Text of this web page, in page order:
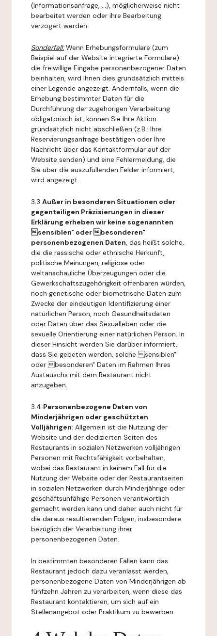
(Informationsanfrage, ...), möglicherweise nicht
bearbeitet werden oder ihre Bearbeitung
verzögert werden.
Sonderfall:Wenn Erhebungsformulare (zum
Beispiel auf der Website integrierte Formulare)
die freiwillige Eingabe personenbezogener Daten
beinhalten, wird Ihnen dies grundsätzlich mittels
einer Legende angezeigt. Andernfalls, wenn die
Erhebung bestimmter Daten für die
Durchführung der zugehörigen Verarbeitung
obligatorisch ist, können Sie Ihre Aktion
grundsätzlich nicht abschließen (z.B.: Ihre
Reservierungsanfrage bestätigen oder Ihre
Nachricht über das Kontaktformular auf der
Website senden) und eine Fehlermeldung, die
Sie über die auszufüllenden Felder informiert,
wird angezeigt.
3.3 Außer in besonderen Situationen oder
gegenteiligen Präzisierungen in dieser
Erklärung erheben wir keine sogenannten
sensiblen" oder besonderen"
personenbezogenen Daten, das heißt solche,
die die rassische oder ethnische Herkunft,
politische Meinungen, religiöse oder
weltanschauliche Überzeugungen oder die
Gewerkschaftszugehörigkeit offenbaren würden,
noch genetische oder biometrische Daten zum
Zwecke der eindeutigen Identifizierung einer
natürlichen Person, noch Gesundheitsdaten
oder Daten über das Sexualleben oder die
sexuelle Orientierung einer natürlichen Person. In
dieser Hinsicht werden Sie darüber informiert,
dass Sie gebeten werden, solche sensiblen"
oder besonderen" Daten im Rahmen Ihres
Austauschs mit dem Restaurant nicht
anzugeben.
3.4 Personenbezogene Daten von
Minderjährigen oder geschützten
Volljährigen: Allgemein ist die Nutzung der
Website und der dedizierten Seiten des
Restaurants in sozialen Netzwerken volljährigen
Personen mit Rechtsfähigkeit vorbehalten,
wobei das Restaurant in keinem Fall für die
Nutzung der Website oder der Restaurantseiten
in sozialen Netzwerken durch Minderjährige oder
geschäftsunfähige Personen verantwortlich
gemacht werden kann und daher auch nicht für
die daraus resultierenden Folgen, insbesondere
bezüglich der Verarbeitung ihrer
personenbezogenen Daten.
In bestimmten besonderen Fällen kann das
Restaurant jedoch dazu veranlasst werden,
personenbezogene Daten von Minderjährigen ab
fünfzehn Jahren zu verarbeiten, wenn diese das
Restaurant kontaktieren, um sich auf ein
Stellenangebot oder Praktikum zu bewerben.